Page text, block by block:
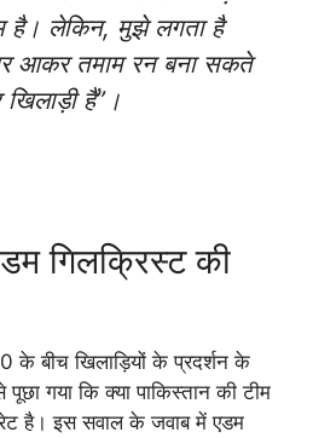
है। लेकिन, मुझे लगता है
आकर तमाम रन बना सकते
हैं”।
गिलक्रिस्ट की
के बीच खिलाड़ियों के प्रदर्शन के
गया कि क्या पाकिस्तान की टीम
है। इस सवाल के जवाब में एडम